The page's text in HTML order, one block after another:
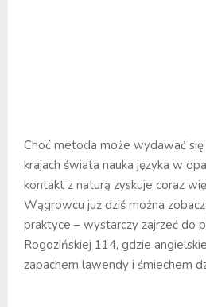
Choć metoda może wydawać
krajach świata nauka języka w
kontakt z naturą zyskuje coraz
Wągrowcu już dziś można
praktyce – wystarczy zajrzeć do
Rogozińskiej 114, gdzie
zapachem lawendy i śmiechem